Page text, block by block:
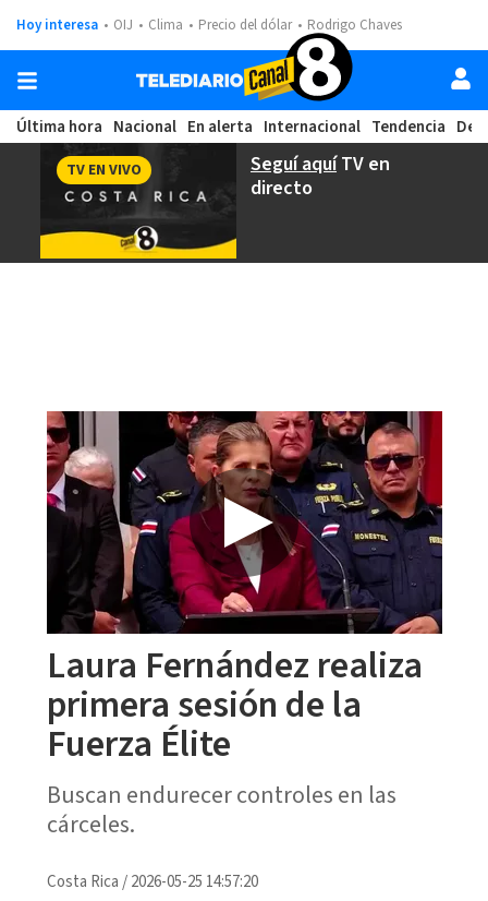
Hoy interesa OIJ Clima Precio del dólar Rodrigo Chaves
Última hora Nacional En alerta Internacional Tendencia
Seguí aquíTV en
directo
TV EN VIVO
Laura Fernández realiza
primera sesión de la
Fuerza Élite
Buscan endurecer controles en las
cárceles.
Costa Rica /2026-05-25 14:57:20